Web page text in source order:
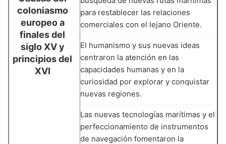
coloniasmo
europeo a
finales del
siglo XV y
principios del
XVI
para restablecer las relaciones
comerciales con el lejano Oriente.
El humanismo y sus nuevas ideas
centraron la atención en las
capacidades humanas y en la
curiosidad por explorar y conquistar
nuevas regiones.
Las nuevas tecnologías marítimas y el
perfeccionamiento de instrumentos
de navegación fomentaron la